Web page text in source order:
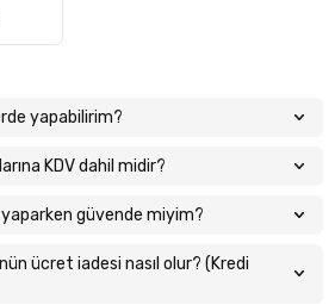
yapabilirim?
KDV dahil midir?
yaparken güvende miyim?
ücret iadesi nasıl olur? (Kredi